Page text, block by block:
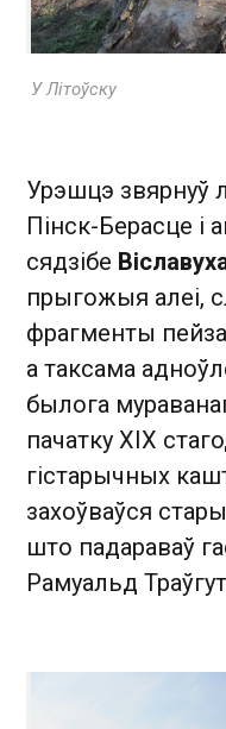
У Літоўску
Урэшцэ звярнуў
Пінск-Берасце і
сядзібе
прыгожыя алеі,
фрагменты
а таксама
былога
пачатку XIX
гістарычных
захоўваўся
што падараваў
Рамуальд